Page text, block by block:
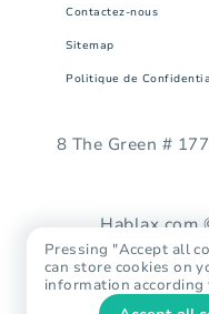
Contactez-nous
Sitemap
Politique de
8 The Green #
Hablax.com
Pressing "Accept all
can store cookies on
information